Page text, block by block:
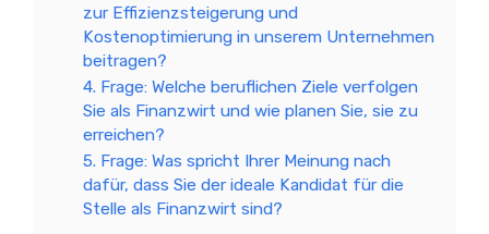
zur Effizienzsteigerung und
Kostenoptimierung in unserem Unternehmen
beitragen?
4. Frage: Welche beruflichen Ziele verfolgen
Sie als Finanzwirt und wie planen Sie, sie zu
erreichen?
5. Frage: Was spricht Ihrer Meinung nach
dafür, dass Sie der ideale Kandidat für die
Stelle als Finanzwirt sind?